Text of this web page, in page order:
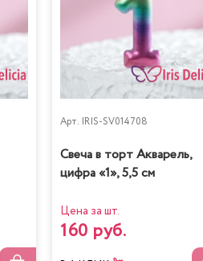
Арт. IRIS-SV014708
Свеча в торт Акварель,
цифра «1», 5,5 см
Цена за шт.
160 руб.